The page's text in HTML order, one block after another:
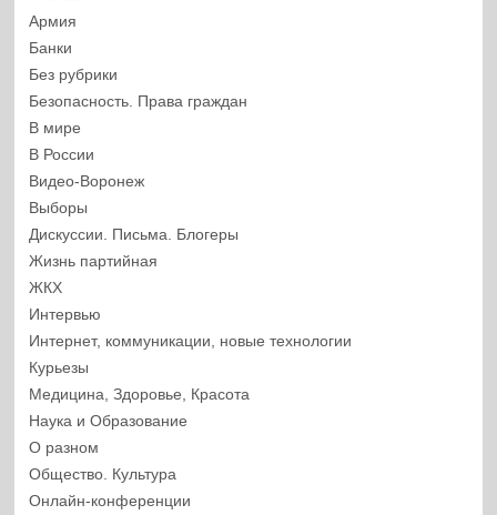
Армия
Банки
Без рубрики
Безопасность. Права граждан
В мире
В России
Видео-Воронеж
Выборы
Дискуссии. Письма. Блогеры
Жизнь партийная
ЖКХ
Интервью
Интернет, коммуникации, новые технологии
Курьезы
Медицина, Здоровье, Красота
Наука и Образование
О разном
Общество. Культура
Онлайн-конференции